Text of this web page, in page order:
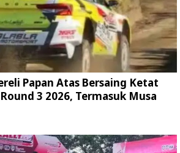
Papan Atas Bersaing Ketat
3 2026, Termasuk Musa